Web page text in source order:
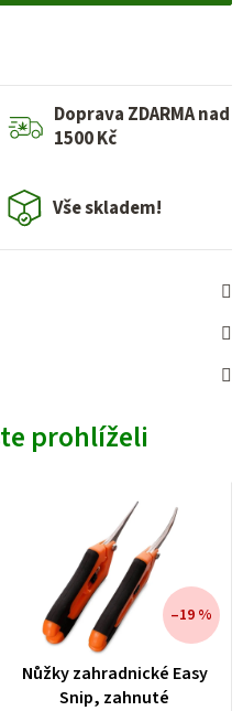
Doprava ZDARMA nad
1500 Kč
Vše skladem!
prohlíželi
Nůžky zahradnické Easy
Snip, zahnuté
–19 %